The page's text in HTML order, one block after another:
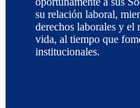
su relación laboral,
derechos laborales y el
vida, al tiempo que
institucionales.